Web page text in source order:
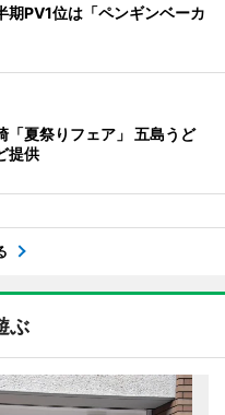
期PV1位は「ペンギンベーカ
「夏祭りフェア」 五島うど
提供
ぶ